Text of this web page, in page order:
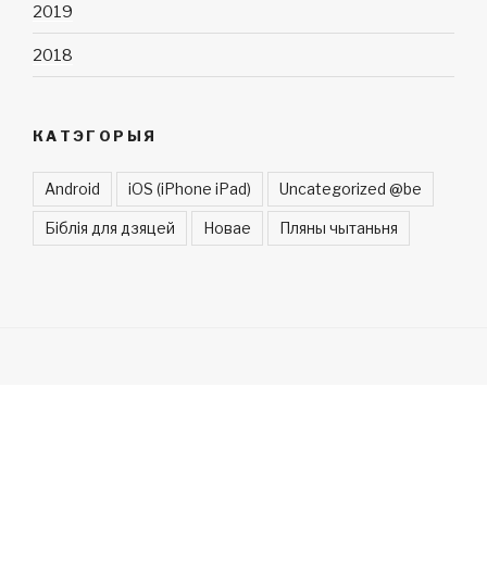
2019
2018
КАТЭГОРЫЯ
Android iOS (iPhone iPad) Uncategorized @be
Біблія для дзяцей Новае Пляны чытаньня